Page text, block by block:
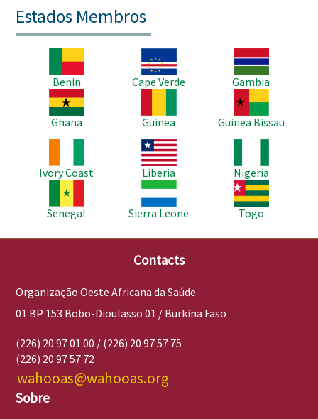
Estados Membros
Benin
Imagem
Cape Verde
Imagem
Gambia
Imagem
Ghana
Guinea
Imagem
Guinea Bissau
Ivory Coast
Imagem
Liberia
Nigeria
Imagem
Senegal
Imagem
Sierra Leone
Imagem
Togo
Contacts
Organização Oeste Africana da Saúde
01 BP 153 Bobo-Dioulasso 01 / Burkina Faso
(226) 20 97 01 00 / (226) 20 97 57 75
(226) 20 97 57 72
wahooas@wahooas.org
Sobre